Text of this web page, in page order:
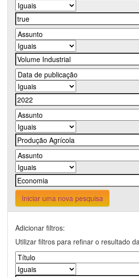
Iniciar uma nova pesquisa
Adicionar filtros:
Utilizar filtros para refinar o resultado